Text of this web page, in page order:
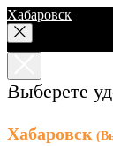
Хабаровск
Выберете
Хабаровск